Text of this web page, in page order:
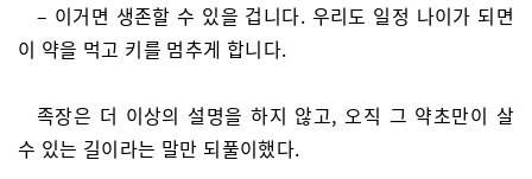
– 이거면 생존할 수 있을 겁니다. 우리도 일정 나이가 되면
이 약을 먹고 키를 멈추게 합니다.
족장은 더 이상의 설명을 하지 않고, 오직 그 약초만이 살
수 있는 길이라는 말만 되풀이했다.